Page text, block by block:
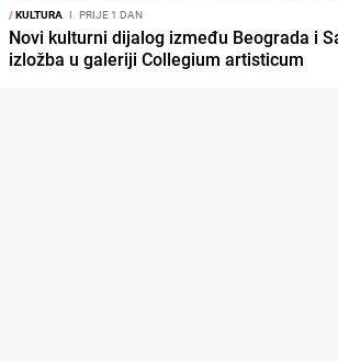
/KULTURA I PRIJE 1 DAN
Novi kulturni dijalog između Beograda i
izložba u galeriji Collegium artisticum